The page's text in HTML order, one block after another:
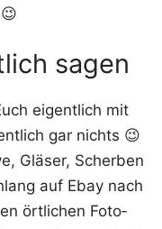
sagen
eigent­lich mit
gar nichts 😉
Glä­ser, Scher­ben
auf Ebay nach
ört­li­chen Foto­